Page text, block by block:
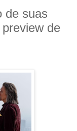
de suas
de